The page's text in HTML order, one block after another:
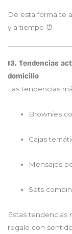
De esta forma te
y a tiempo ⏰.
13. Tendencias
domicilio
Las tendencias
Brownies
Cajas
Mensajes
Sets
Estas tendencias
regalo con